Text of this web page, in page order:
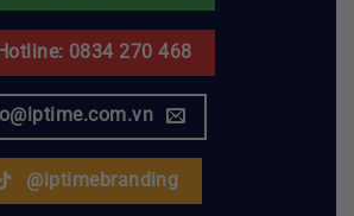
Hotline: 0834 270 468
@iptimebranding